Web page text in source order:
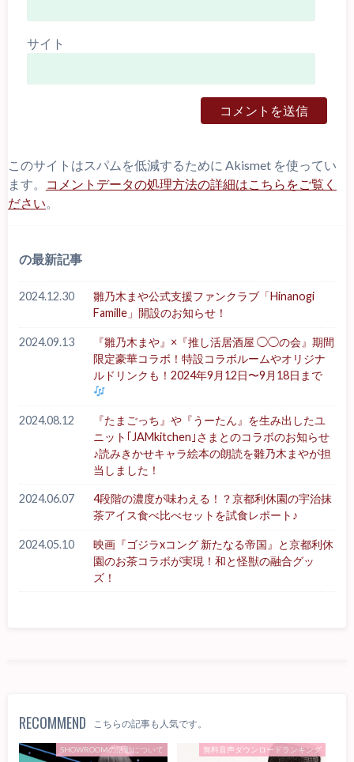
サイト
このサイトはスパムを低減するために Akismet を使ってい
ます。
コメントデータの処理方法の詳細はこちらをご覧く
ださい
の最新記事
2024.12.30
雛乃木まや公式支援ファンクラブ「Hinanogi
Famille」開設のお知らせ！
2024.09.13
『雛乃木まや』×『推し活居酒屋 ◯◯の会』期間
限定豪華コラボ！特設コラボルームやオリジナ
ルドリンクも！2024年9月12日〜9月18日まで
2024.08.12
『たまごっち』や『うーたん』を生み出したユ
ニット｢JAMkitchen｣さまとのコラボのお知らせ
♪読みきかせキャラ絵本の朗読を雛乃木まやが担
当しました！
2024.06.07
4段階の濃度が味わえる！？京都利休園の宇治抹
茶アイス食べ比べセットを試食レポート♪
2024.05.10
映画『ゴジラxコング 新たなる帝国』と京都利休
園のお茶コラボが実現！和と怪獣の融合グッ
ズ！
RECOMMEND こちらの記事も人気です。
SHOWROOMの活動について 無料音声ダウンロードランキング